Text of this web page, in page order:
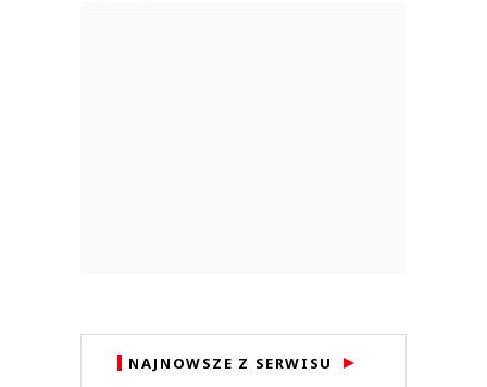
NAJNOWSZE Z SERWISU